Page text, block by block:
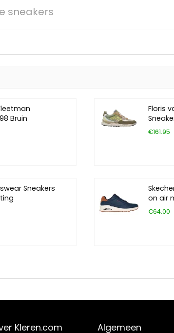
sneakers
Bruin
Floris
€161.95
Sneakers
on air
€64.00
Kleren.com Algemeen